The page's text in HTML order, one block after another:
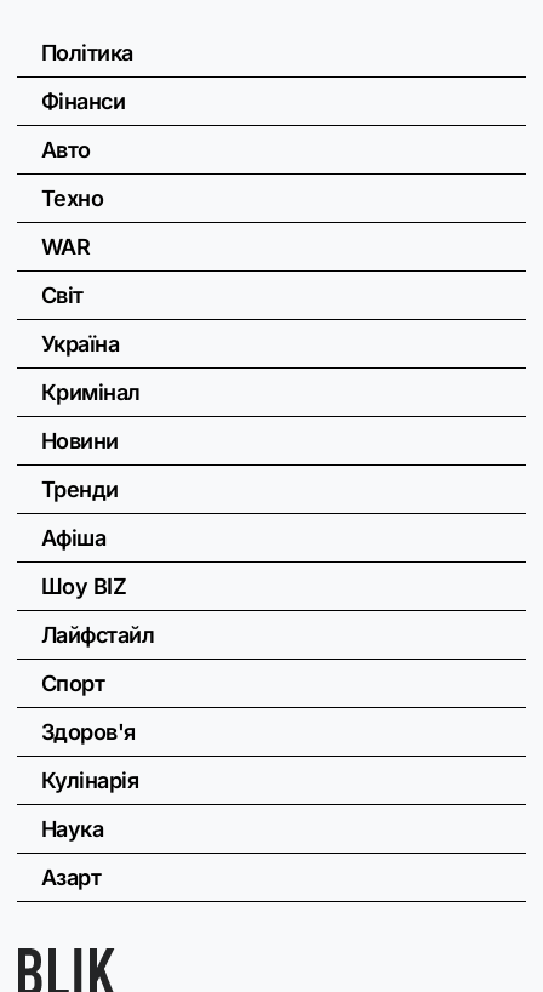
Політика
Фінанси
Авто
Техно
WAR
Світ
Україна
Кримінал
Новини
Тренди
Афіша
Шоу BIZ
Лайфстайл
Спорт
Здоров'я
Кулінарія
Наука
Азарт